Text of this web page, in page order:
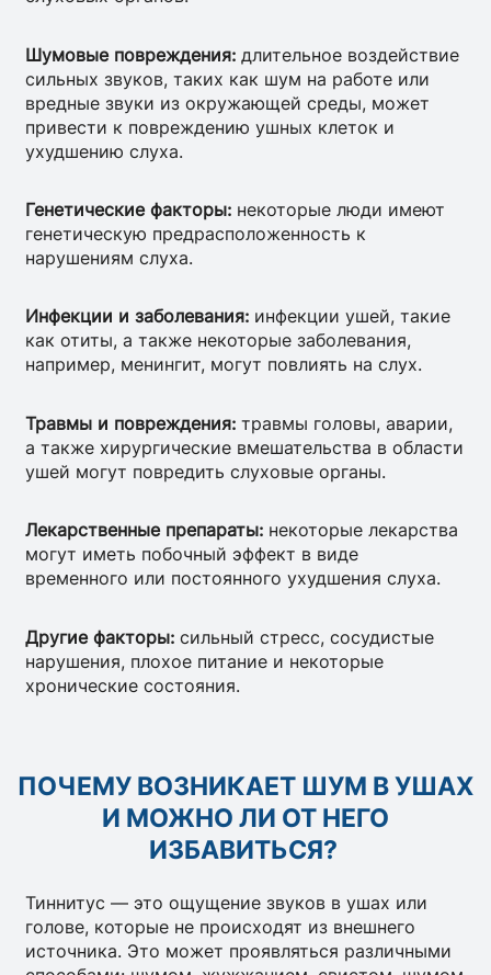
Шумовые повреждения: длительное воздействие
сильных звуков, таких как шум на работе или
вредные звуки из окружающей среды, может
привести к повреждению ушных клеток и
ухудшению слуха.
Генетические факторы: некоторые люди имеют
генетическую предрасположенность к
нарушениям слуха.
Инфекции и заболевания: инфекции ушей, такие
как отиты, а также некоторые заболевания,
например, менингит, могут повлиять на слух.
Травмы и повреждения: травмы головы, аварии,
а также хирургические вмешательства в области
ушей могут повредить слуховые органы.
Лекарственные препараты: некоторые лекарства
могут иметь побочный эффект в виде
временного или постоянного ухудшения слуха.
Другие факторы: сильный стресс, сосудистые
нарушения, плохое питание и некоторые
хронические состояния.
ПОЧЕМУ ВОЗНИКАЕТ ШУМ В УШАХ
И МОЖНО ЛИ ОТ НЕГО
ИЗБАВИТЬСЯ?
Тиннитус — это ощущение звуков в ушах или
голове, которые не происходят из внешнего
источника. Это может проявляться различными